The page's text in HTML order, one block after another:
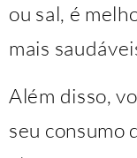
ou sal, é
mais
Além disso,
seu consumo